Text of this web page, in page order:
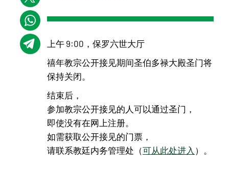
上午 9:00，保罗六世大厅
禧年教宗公开接见期间圣伯多禄大殿圣门将
保持关闭。
结束后，
参加教宗公开接见的人可以通过圣门，
即使没有在网上注册。
如需获取公开接见的门票，
请联系教廷内务管理处（可从此处进入 ）。